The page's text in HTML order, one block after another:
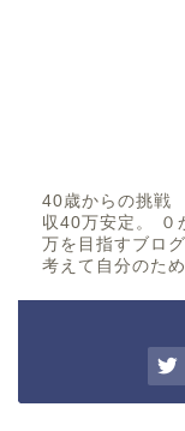
40歳からの挑戦
収40万安定。 ０
万を目指すブロ
考えて自分のた